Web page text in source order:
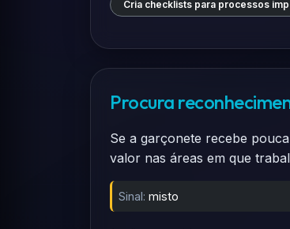
Cria checklists para processos
Procura
Se a garçonete recebe
valor nas áreas em que
Sinal: misto